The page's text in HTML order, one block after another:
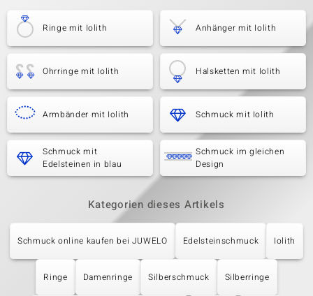
Ringe mit Iolith Anhänger mit Iolith
Ohrringe mit Iolith Halsketten mit Iolith
Armbänder mit Iolith Schmuck mit Iolith
Schmuck mit
Edelsteinen in blau
Schmuck im gleichen
Design
Kategorien dieses Artikels
Schmuck online kaufen bei JUWELO Edelsteinschmuck Iolith
Ringe Damenringe Silberschmuck Silberringe